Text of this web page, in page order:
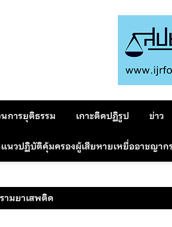
การยุติธรรม เกาะติดปฏิรูป ข่าว
นวปฏิบัติคุ้มครองผู้เสียหายเหยื่ออาชญาก
ามยาเสพติด